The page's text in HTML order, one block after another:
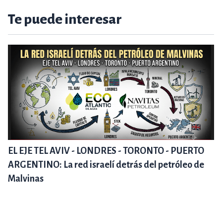
Te puede interesar
EL EJE TEL AVIV - LONDRES - TORONTO - PUERTO
ARGENTINO: La red israelí detrás del petróleo de
Malvinas